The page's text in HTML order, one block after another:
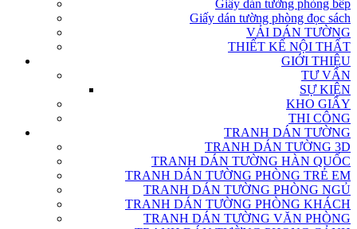
Giấy dán tường phòng bếp
Giấy dán tường phòng đọc sách
VẢI DÁN TƯỜNG
THIẾT KẾ NỘI THẤT
GIỚI THIỆU
TƯ VẤN
SỰ KIỆN
KHO GIẤY
THI CÔNG
TRANH DÁN TƯỜNG
TRANH DÁN TƯỜNG 3D
TRANH DÁN TƯỜNG HÀN QUỐC
TRANH DÁN TƯỜNG PHÒNG TRẺ EM
TRANH DÁN TƯỜNG PHÒNG NGỦ
TRANH DÁN TƯỜNG PHÒNG KHÁCH
TRANH DÁN TƯỜNG VĂN PHÒNG